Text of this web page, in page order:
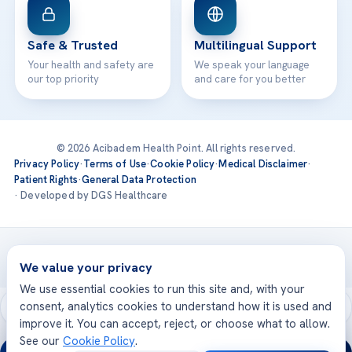
Safe & Trusted
Your health and safety are
our top priority
Multilingual Support
We speak your language
and care for you better
© 2026 Acibadem Health Point. All rights reserved.
Privacy Policy·Terms of Use·Cookie Policy·Medical Disclaimer·
Patient Rights·General Data Protection
· Developed by DGS Healthcare
Treatments are delivered at our JCI-accredited hospitals —
Acıbadem International
We value your privacy
We use essential cookies to run this site and, with your
consent, analytics cookies to understand how it is used and
improve it. You can accept, reject, or choose what to allow.
See our Cookie Policy.
24/7